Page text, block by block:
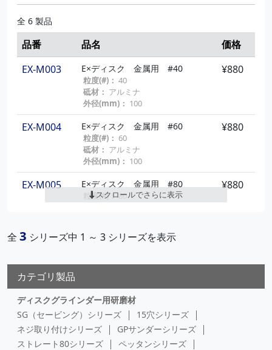
全 6 製品
品番 品名
価格
EX-M003
E×ディスク 金属用 #40
粒度(#)： 40
砥材： アルミナ
外径(mm)： 100
¥880
EX-M004 E×ディスク 金属用 #60
粒度(#)： 60
砥材： アルミナ
外径(mm)： 100
¥880
EX-M005 E×ディスク 金属用 #80
粒度(#)： 80
¥880
EX-M007 E×ディスク 金属用 #120
砥材：アルミナ
EX-M010 E×ディスク 金属用 #240
粒度(#)：240
砥材：
アルミナ
外径(mm)： 100
スクロールでさらに表示
全 3 シリーズ中 1 ～ 3 シリーズを表示
カテゴリ製品
ディスクグラインダー用研磨材
SG（セービング）シリーズ
15穴シリーズ
ネジ取り付けシリーズ
GPサンダーシリーズ
ストレート80シリーズ
ペッタンシリーズ